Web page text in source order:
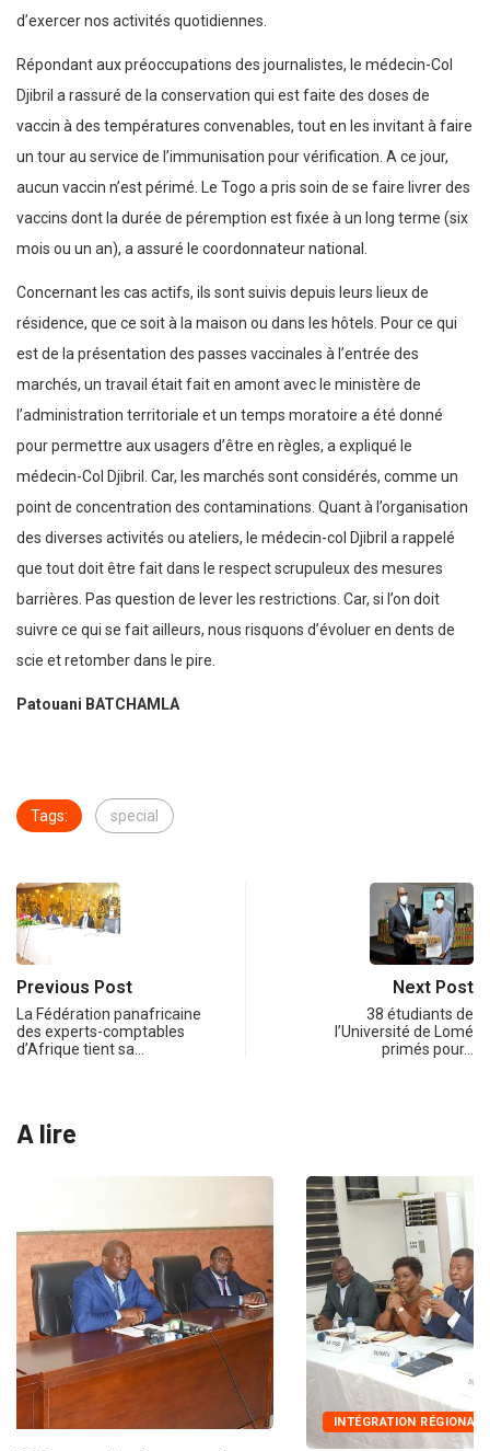
d’exercer nos activités quotidiennes.
Répondant aux préoccupations des journalistes, le médecin-Col
Djibril a rassuré de la conservation qui est faite des doses de
vaccin à des températures convenables, tout en les invitant à faire
un tour au service de l’immunisation pour vérification. A ce jour,
aucun vaccin n’est périmé. Le Togo a pris soin de se faire livrer des
vaccins dont la durée de péremption est fixée à un long terme (six
mois ou un an), a assuré le coordonnateur national.
Concernant les cas actifs, ils sont suivis depuis leurs lieux de
résidence, que ce soit à la maison ou dans les hôtels. Pour ce qui
est de la présentation des passes vaccinales à l’entrée des
marchés, un travail était fait en amont avec le ministère de
l’administration territoriale et un temps moratoire a été donné
pour permettre aux usagers d’être en règles, a expliqué le
médecin-Col Djibril. Car, les marchés sont considérés, comme un
point de concentration des contaminations. Quant à l’organisation
des diverses activités ou ateliers, le médecin-col Djibril a rappelé
que tout doit être fait dans le respect scrupuleux des mesures
barrières. Pas question de lever les restrictions. Car, si l’on doit
suivre ce qui se fait ailleurs, nous risquons d’évoluer en dents de
scie et retomber dans le pire.
Patouani BATCHAMLA
Tags: special
Previous Post
La Fédération panafricaine
des experts-comptables
d’Afrique tient sa…
Next Post
38 étudiants de
l’Université de Lomé
primés pour…
A lire